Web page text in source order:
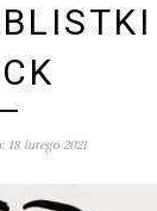
18 lutego 2021